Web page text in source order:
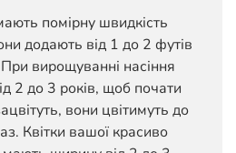
помірну швидкість
додають від 1 до 2 футів
вирощуванні насіння
2 до 3 років, щоб почати
вони цвітимуть до
Квітки вашої красиво